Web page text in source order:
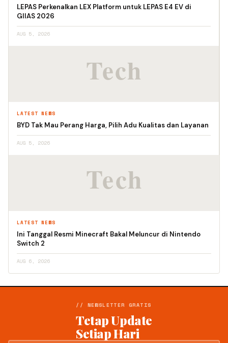
LEPAS Perkenalkan LEX Platform untuk LEPAS E4 EV di
GIIAS 2026
AUG 5, 2026
LATEST NEWS
BYD Tak Mau Perang Harga, Pilih Adu Kualitas dan Layanan
AUG 5, 2026
LATEST NEWS
Ini Tanggal Resmi Minecraft Bakal Meluncur di Nintendo
Switch 2
AUG 6, 2026
// NEWSLETTER GRATIS
Tetap Update
Setiap Hari